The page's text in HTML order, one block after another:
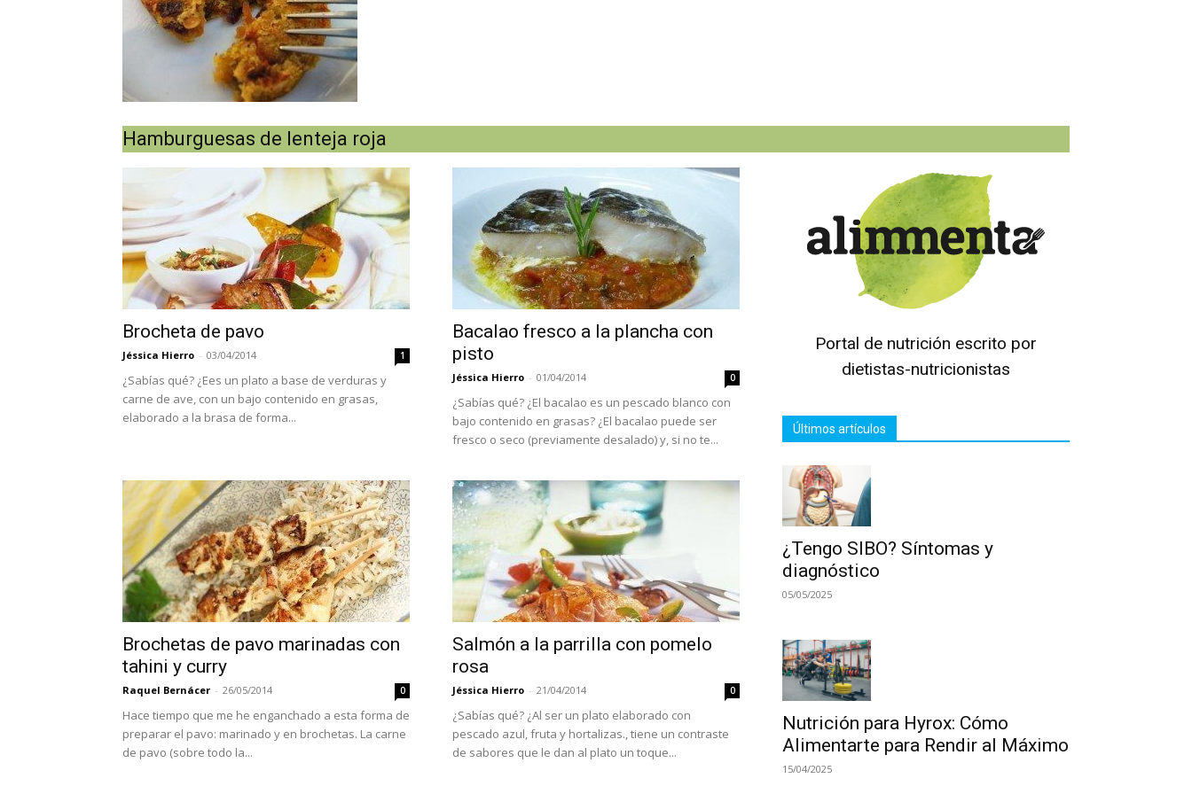
Hamburguesas de lenteja roja
Brocheta de pavo
Jéssica Hierro - 03/04/2014 1
¿Sabías qué? ¿Ees un plato a base de verduras y
carne de ave, con un bajo contenido en grasas,
elaborado a la brasa de forma...
Bacalao fresco a la plancha con
pisto
Jéssica Hierro - 01/04/2014 0
¿Sabías qué? ¿El bacalao es un pescado blanco con
bajo contenido en grasas? ¿El bacalao puede ser
fresco o seco (previamente desalado) y, si no te...
Brochetas de pavo marinadas con
tahini y curry
Raquel Bernácer - 26/05/2014 0
Hace tiempo que me he enganchado a esta forma de
preparar el pavo: marinado y en brochetas. La carne
de pavo (sobre todo la...
Salmón a la parrilla con pomelo
rosa
Jéssica Hierro - 21/04/2014 0
¿Sabías qué? ¿Al ser un plato elaborado con
pescado azul, fruta y hortalizas., tiene un contraste
de sabores que le dan al plato un toque...
Portal de nutrición escrito por
dietistas-nutricionistas
Últimos artículos
¿Tengo SIBO? Síntomas y
diagnóstico
05/05/2025
Nutrición para Hyrox: Cómo
Alimentarte para Rendir al Máximo
15/04/2025